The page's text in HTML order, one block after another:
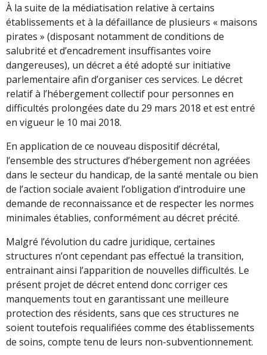
À la suite de la médiatisation relative à certains
établissements et à la défaillance de plusieurs « maisons
pirates » (disposant notamment de conditions de
salubrité et d’encadrement insuffisantes voire
dangereuses), un décret a été adopté sur initiative
parlementaire afin d’organiser ces services. Le décret
relatif à l’hébergement collectif pour personnes en
difficultés prolongées date du 29 mars 2018 et est entré
en vigueur le 10 mai 2018.
En application de ce nouveau dispositif décrétal,
l’ensemble des structures d’hébergement non agréées
dans le secteur du handicap, de la santé mentale ou bien
de l’action sociale avaient l’obligation d’introduire une
demande de reconnaissance et de respecter les normes
minimales établies, conformément au décret précité.
Malgré l’évolution du cadre juridique, certaines
structures n’ont cependant pas effectué la transition,
entrainant ainsi l’apparition de nouvelles difficultés. Le
présent projet de décret entend donc corriger ces
manquements tout en garantissant une meilleure
protection des résidents, sans que ces structures ne
soient toutefois requalifiées comme des établissements
de soins, compte tenu de leurs non-subventionnement.